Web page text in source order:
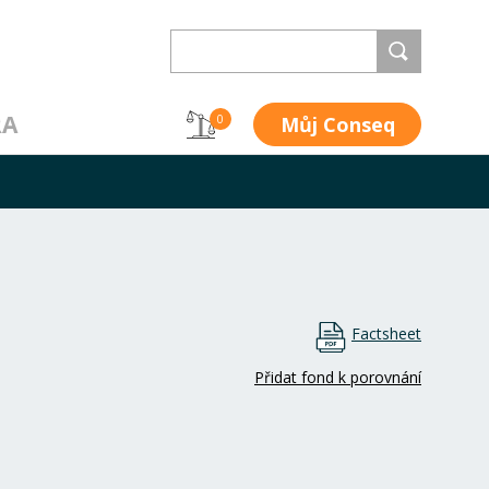
0 Můj Conseq
Factsheet
Přidat fond k porovnání